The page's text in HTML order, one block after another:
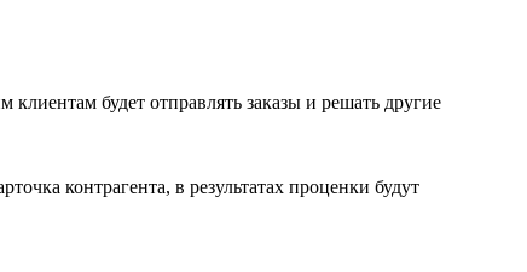
будет отправлять заказы и решать другие
контрагента, в результатах проценки будут